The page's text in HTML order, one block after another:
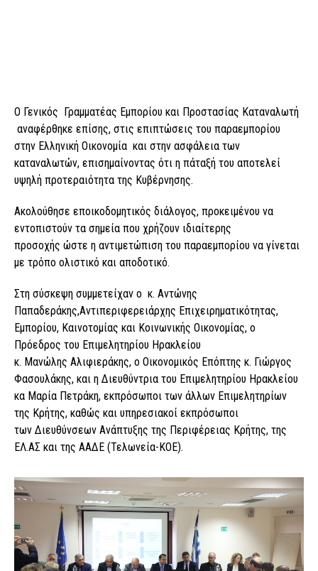
Ο Γενικός Γραμματέας Εμπορίου και Προστασίας Καταναλωτή
αναφέρθηκε επίσης, στις επιπτώσεις του παραεμπορίου
στην Ελληνική Οικονομία και στην ασφάλεια των
καταναλωτών, επισημαίνοντας ότι η πάταξή του αποτελεί
υψηλή προτεραιότητα της Κυβέρνησης.
Ακολούθησε εποικοδομητικός διάλογος, προκειμένου να
εντοπιστούν τα σημεία που χρήζουν ιδιαίτερης
προσοχής ώστε η αντιμετώπιση του παραεμπορίου να γίνεται
με τρόπο ολιστικό και αποδοτικό.
Στη σύσκεψη συμμετείχαν ο κ. Αντώνης
Παπαδεράκης,Αντιπεριφερειάρχης Επιχειρηματικότητας,
Εμπορίου, Καινοτομίας και Κοινωνικής Οικονομίας, ο
Πρόεδρος του Επιμελητηρίου Ηρακλείου
κ. Μανώλης Αλιφιεράκης, ο Οικονομικός Επόπτης κ. Γιώργος
Φασουλάκης, και η Διευθύντρια του Επιμελητηρίου Ηρακλείου
κα Μαρία Πετράκη, εκπρόσωποι των άλλων Επιμελητηρίων
της Κρήτης, καθώς και υπηρεσιακοί εκπρόσωποι
των Διευθύνσεων Ανάπτυξης της Περιφέρειας Κρήτης, της
ΕΛ.ΑΣ και της ΑΑΔΕ (Τελωνεία-ΚΟΕ).